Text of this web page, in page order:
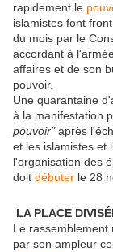
rapidement le
islamistes font
du mois par le
accordant à
affaires et de son
pouvoir.
Une quarantaine
à la manifestation
pouvoir"après
et les islamistes et
l'organisation des
doit débuter le 28
LA PLACE
Le rassemblement
par son ampleur